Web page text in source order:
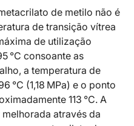
de metilo não é
de transição vítrea
de utilização
°C consoante as
a temperatura de
°C (1,18 MPa) e o ponto
113 °C. A
através da